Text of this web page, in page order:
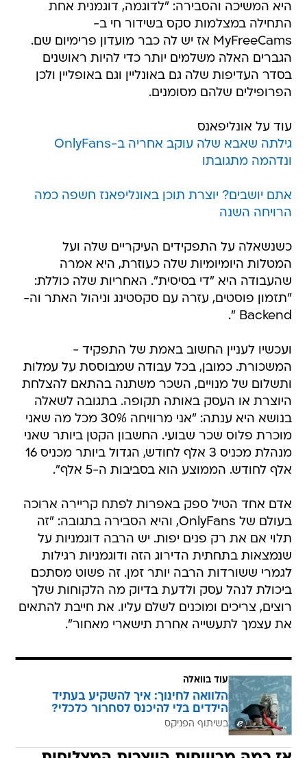
היא המשיכה והסבירה: "לדוגמה, דוגמנית אחת
התחילה במצלמות סקס בשידור חי ב-
MyFreeCams אז יש לה כבר מועדון פרימיום שם.
הגברים האלה משלמים יותר כדי להיות ראושנים
בסדר העדיפות שלה גם באונליין וגם באופליין ולכן
הפרופילים שלהם מסומנים.
עוד על אונליפאנס
גילתה שאבא שלה עוקב אחריה ב-OnlyFans
ונדהמה מתגובתו
אתם יושבים? יוצרת תוכן באונליפאנז חשפה כמה
הרויחה השנה
כשנשאלה על התפקידים העיקריים שלה ועל
המטלות היומיומיות שלה כעוזרת, היא אמרה
שהעבודה היא "די בסיסית". האחריות שלה כוללת:
"תזמון פוסטים, עזרה עם סקסטינג וניהול האתר וה-
Backend ".
ועכשיו לעניין החשוב באמת של התפקיד -
המשכורת. כמובן, בכל עבודה שמבוססת על עמלות
ותשלום של מנויים, השכר משתנה בהתאם להצלחת
היוצרת או העסק באותה תקופה. בתגובה לשאלה
בנושא היא ענתה: "אני מרוויחה 30% מכל מה שאני
מוכרת פלוס שכר שבועי. החשבון הקטן ביותר שאני
מנהלת מכניס 3 אלף לחודש, הגדול ביותר מכניס 16
אלף לחודש. הממוצע הוא בסביבות ה-5 אלף".
אדם אחד הטיל ספק באפרות לפתח קריירה ארוכה
בעולם של OnlyFans, והיא הסבירה בתגובה: "זה
תלוי אם את רק פנים יפות. יש הרבה דוגמניות על
שנמצאות בתחתית הדירוג הזה ודוגמניות רגילות
לגמרי ששורדות הרבה יותר זמן. זה פשוט מסתכם
ביכולת לנהל עסק ולדעת בדיוק מה הלקוחות שלך
רוצים, צריכים ומוכנים לשלם עליו. את חייבת להתאים
את עצמך לתעשייה אחרת תישארי מאחור".
עוד בוואלה
הלוואה לחינוך: איך להשקיע בעתיד
הילדים בלי להיכנס לסחרור כלכלי?
בשיתוף הפניקס